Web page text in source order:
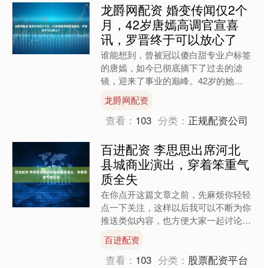
龙爵网配资 婚变传闻仅2个
月，42岁唐嫣高调官宣喜
讯，罗晋终于可以放心了
谁能想到，曾被冠以傻白甜专业户标签
的唐嫣，如今已彻底摘下了过去的滤
镜，迎来了事业的巅峰。42岁的她，
仿佛是从云层中跃然而出，焕发着别样
的光彩。曾经的甜妹人设早已....
龙爵网配资
查看： 103 分类： 正规配资公司
百进配资 李思思出席河北
县城商业演出，穿着笨重气
质全失
在你点开这篇文章之前，先麻烦你轻轻
点一下关注，这样以后我可以不断为你
推送类似内容，也方便大家一起讨论、
分享，你的支持对我真的很重要，让我
们一起努力，写出更打动人....
百进配资
查看： 103 分类： 股票配资平台